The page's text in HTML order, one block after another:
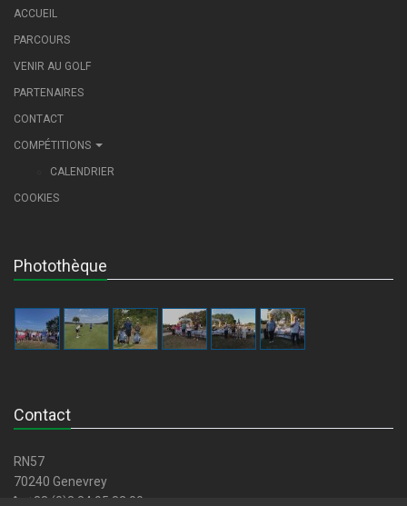
ACCUEIL
PARCOURS
VENIR AU GOLF
PARTENAIRES
CONTACT
COMPÉTITIONS
CALENDRIER
COOKIES
Photothèque
Contact
RN57
70240 Genevrey
+33 (0)3 84 95 82 00